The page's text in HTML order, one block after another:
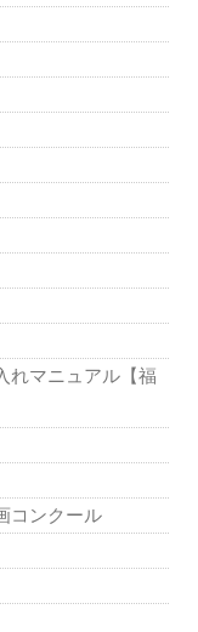
れマニュアル【福
コンクール